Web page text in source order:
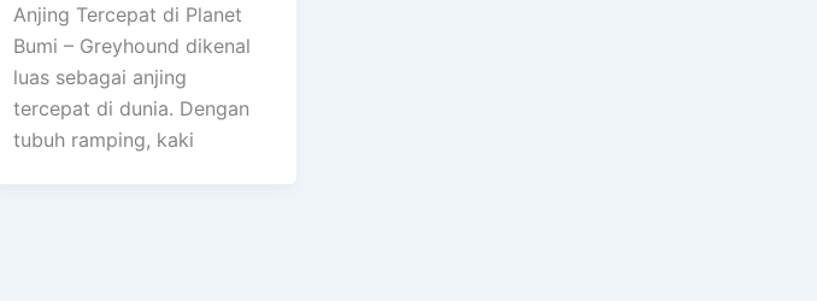
Anjing Tercepat di Planet
Bumi – Greyhound dikenal
luas sebagai anjing
tercepat di dunia. Dengan
tubuh ramping, kaki